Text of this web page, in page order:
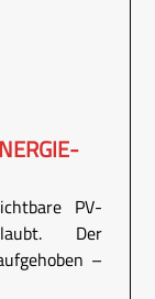
PV-
Der
–